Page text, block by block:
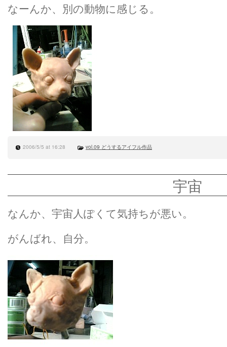
なーんか、別の動物に感じる。
2006/5/5 at 16:28 vol.09 どうするアイフル作品
宇宙
なんか、宇宙人ぽくて気持ちが悪い。
がんばれ、自分。